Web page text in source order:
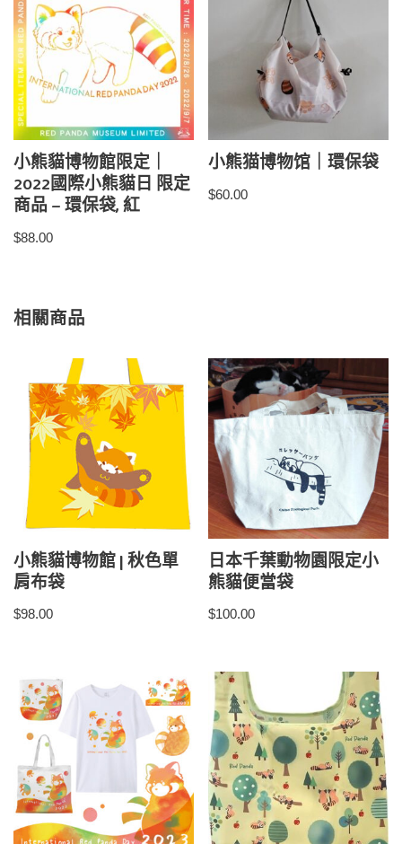
小熊貓博物館限定｜
2022國際小熊貓日 限定
商品 – 環保袋, 紅
$88.00
小熊猫博物馆｜環保袋
$60.00
相關商品
小熊貓博物館 | 秋色單
肩布袋
$98.00
日本千葉動物園限定小
熊貓便當袋
$100.00